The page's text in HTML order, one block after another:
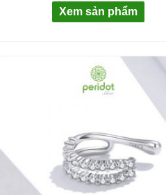
Xem sản phẩm